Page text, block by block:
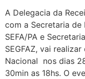
A Delegacia da
com a Secretaria de
SEFA/PA e
SEGFAZ, vai
Nacional nos dias
30min as 18hs. O